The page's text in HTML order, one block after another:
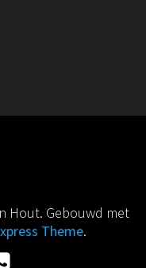
Hout. Gebouwd met
Theme.